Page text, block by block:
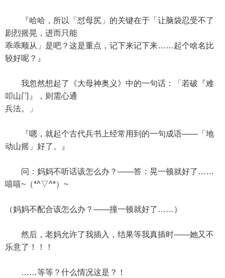
『哈哈，所以「怼母尻」的关键在于「让脑袋忍受不了
剧烈摇晃，进而只能
乖乖顺从」是吧？这是重点，记下来记下来……起个啥名比
较好呢？』
我忽然想起了《大母神奥义》中的一句话：「若破『难
叩山门』，则需心通
兵法。」
『嗯，就起个古代兵书上经常用到的一句成语——「地
动山摇」好了。』
问：妈妈不听话该怎么办？——答：晃一顿就好了……
嘻嘻~（*^▽^*）~
（妈妈不配合该怎么办？——撞一顿就好了……）
然后，老妈允许了我插入，结果等我真插时——她又不
乐意了！！！
……等等？什么情况这是？！